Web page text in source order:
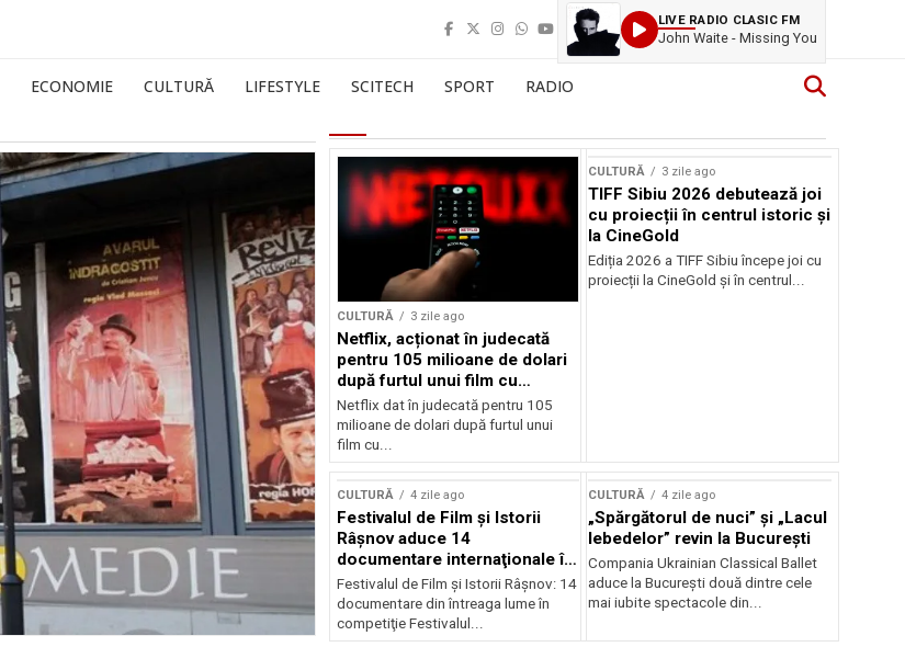
LIVE RADIO CLASIC FM
John Waite - Missing You
ECONOMIE CULTURĂ LIFESTYLE SCITECH SPORT RADIO
CULTURĂ 3 zile ago
Netflix, acționat în judecată
pentru 105 milioane de dolari
după furtul unui film cu
Nicolas Cage
Netflix dat în judecată pentru 105
milioane de dolari după furtul unui
film cu...
CULTURĂ 3 zile ago
TIFF Sibiu 2026 debutează joi
cu proiecții în centrul istoric și
la CineGold
Ediția 2026 a TIFF Sibiu începe joi cu
proiecții la CineGold și în centrul...
CULTURĂ 4 zile ago
Festivalul de Film şi Istorii
Râşnov aduce 14
documentare internaţionale în
premieră
Festivalul de Film şi Istorii Râşnov: 14
documentare din întreaga lume în
competiţie Festivalul...
CULTURĂ 4 zile ago
„Spărgătorul de nuci” și „Lacul
lebedelor” revin la București
Compania Ukrainian Classical Ballet
aduce la București două dintre cele
mai iubite spectacole din...